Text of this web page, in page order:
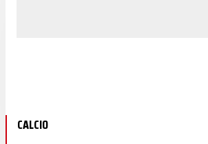
CALCIO